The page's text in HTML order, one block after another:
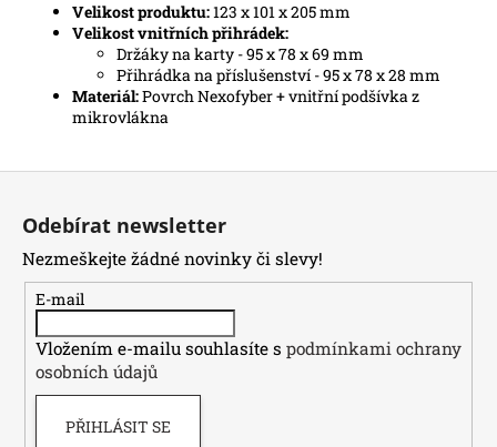
Velikost produktu:123 x 101 x 205 mm
Velikost vnitřních přihrádek:
Držáky na karty - 95 x 78 x 69 mm
Přihrádka na příslušenství - 95 x 78 x 28 mm
Materiál:Povrch Nexofyber + vnitřní podšívka z
mikrovlákna
Odebírat newsletter
Nezmeškejte žádné novinky či slevy!
E-mail
Vložením e-mailu souhlasíte s podmínkami ochrany
osobních údajů
PŘIHLÁSIT SE